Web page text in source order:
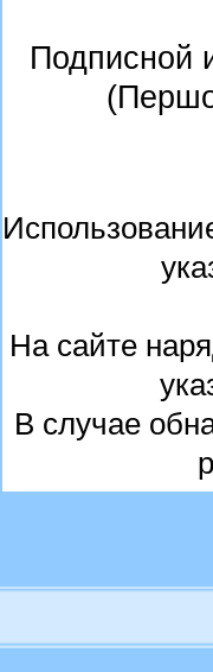
Подписной
На сайте
В случае